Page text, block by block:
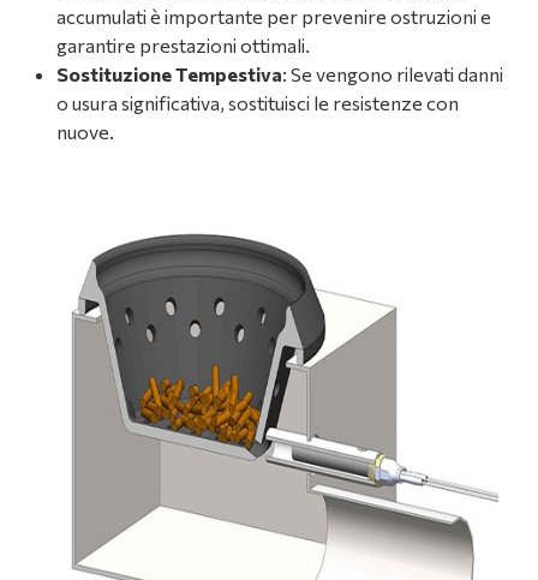
accumulati è importante per prevenire ostruzioni e
garantire prestazioni ottimali.
Sostituzione Tempestiva: Se vengono rilevati danni
o usura significativa, sostituisci le resistenze con
nuove.